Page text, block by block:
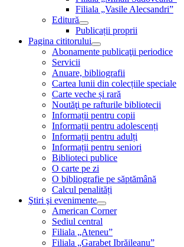
Filiala „Vasile Alecsandri”
Editură
Publicații proprii
Pagina cititorului
Abonamente publicaţii periodice
Servicii
Anuare, bibliografii
Cartea lunii din colecțiile speciale
Carte veche și rară
Noutăţi pe rafturile bibliotecii
Informații pentru copii
Informații pentru adolescenți
Informații pentru adulți
Informații pentru seniori
Biblioteci publice
O carte pe zi
O bibliografie pe săptămână
Calcul penalități
Ştiri şi evenimente
American Corner
Sediul central
Filiala „Ateneu”
Filiala „Garabet Ibrăileanu”